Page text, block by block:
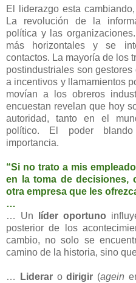
El liderazgo esta
La revolución de la
política y las
más horizontales y se
contactos. La mayoría de los
postindustriales son
a incentivos y llamamientos
movían a los obreros
encuestan revelan que hoy
autoridad, tanto en el
político. El poder
importancia.
“Si no trato a mis
en la toma de decisiones,
otra empresa que les
…
… Un
líder oportuno
posterior de los
cambio, no solo se
camino de la historia, sino
… Liderarodirigir (agein